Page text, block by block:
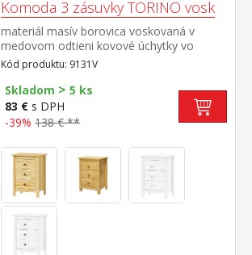
Komoda 3 zásuvky TORINO vosk
materiál masív borovica voskovaná v
medovom odtieni kovové úchytky vo
farebnom prevedení černená mosadz tri
zásuvky s kovovými pojazdmi
Kód produktu: 9131V
Skladom > 5 ks
83 € s DPH
-39% 138 € **